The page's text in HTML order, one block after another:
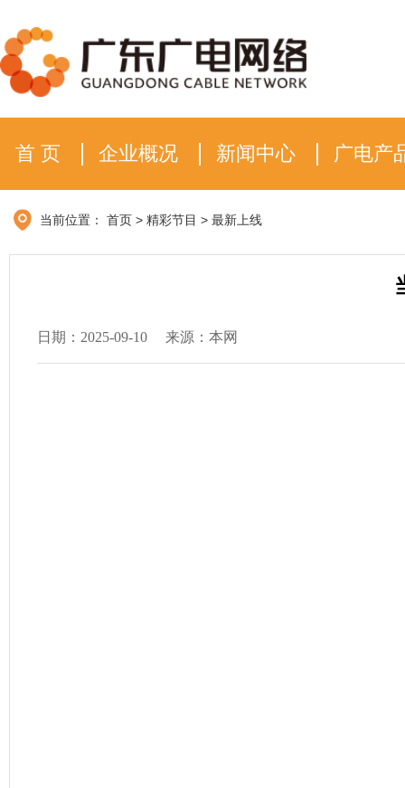
首 页 企业概况 新闻中心 广电产
当前位置： 首页 > 精彩节目 > 最新上线
日期：2025-09-10 来源：本网